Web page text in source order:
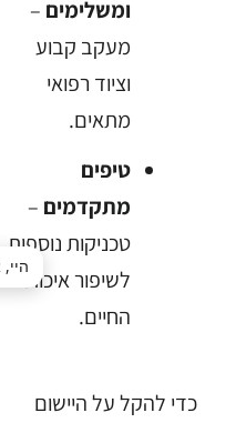
ומשלימים –
מעקב קבוע
וציוד רפואי
מתאים.
טיפים
מתקדמים –
טכניקות נוספות
לשיפור איכות
החיים.
כדי להקל על היישום